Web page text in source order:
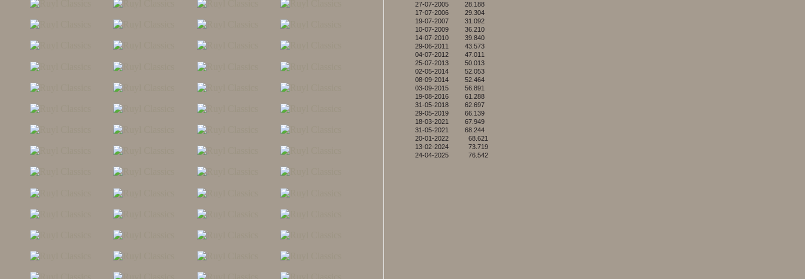
27-07-2005 28.188
17-07-2006 29.304
19-07-2007 31.092
10-07-2009 36.210
14-07-2010 39.840
29-06-2011 43.573
04-07-2012 47.011
25-07-2013 50.013
02-05-2014 52.053
08-09-2014 52.464
03-09-2015 56.891
19-08-2016 61.288
31-05-2018 62.697
29-05-2019 66.139
18-03-2021 67.949
31-05-2021 68.244
20-01-2022 68.621
13-02-2024 73.719
24-04-2025 76.542